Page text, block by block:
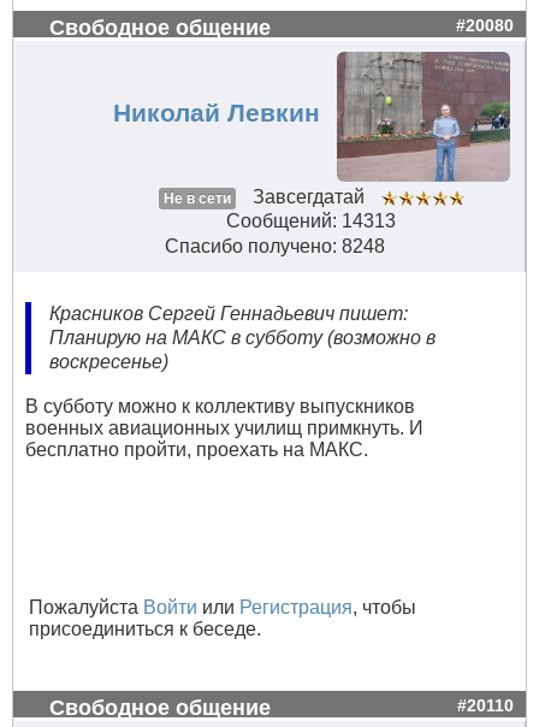
Свободное общение #20080
Николай Левкин
Не в сети
Завсегдатай
Сообщений: 14313
Спасибо получено: 8248
Красников Сергей Геннадьевич пишет:
Планирую на МАКС в субботу (возможно в
воскресенье)
В субботу можно к коллективу выпускников
военных авиационных училищ примкнуть. И
бесплатно пройти, проехать на МАКС.
Пожалуйста Войти или Регистрация, чтобы
присоединиться к беседе.
Свободное общение #20110